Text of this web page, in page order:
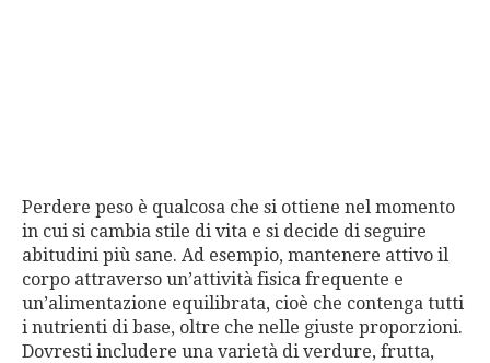
Perdere peso è qualcosa che si ottiene nel momento
in cui si cambia stile di vita e si decide di seguire
abitudini più sane. Ad esempio, mantenere attivo il
corpo attraverso un’attività fisica frequente e
un’alimentazione equilibrata, cioè che contenga tutti
i nutrienti di base, oltre che nelle giuste proporzioni.
Dovresti includere una varietà di verdure, frutta,